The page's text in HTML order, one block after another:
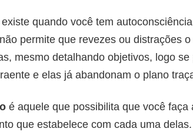
existe quando você tem
permite que revezes ou distrações
mesmo detalhando objetivos, logo
e elas já abandonam o plano
é aquele que possibilita que você
que estabelece com cada uma